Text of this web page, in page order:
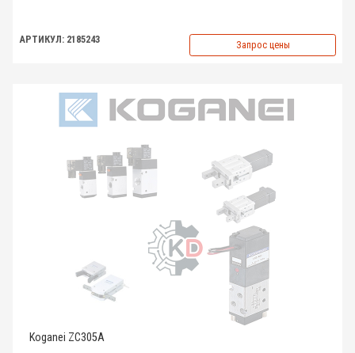
АРТИКУЛ: 2185243 Запрос цены
Koganei ZC305A